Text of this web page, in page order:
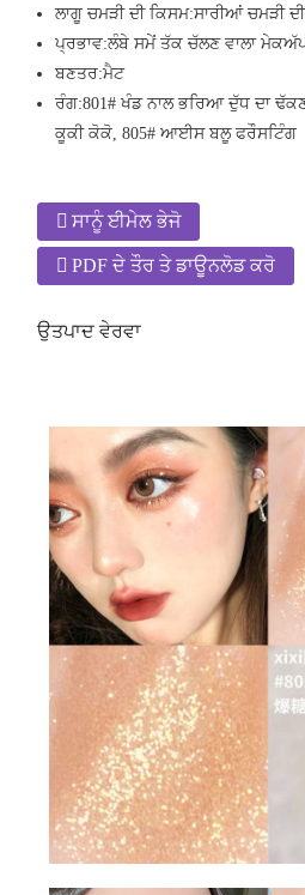
ਲਾਗੂ ਚਮੜੀ ਦੀ ਕਿਸਮ:ਸਾਰੀਆਂ ਚਮੜੀ
ਪ੍ਰਭਾਵ:ਲੰਬੇ ਸਮੇਂ ਤੱਕ ਚੱਲਣ ਵਾਲਾ
ਬਣਤਰ:ਮੈਟ
ਰੰਗ:801# ਖੰਡ ਨਾਲ ਭਰਿਆ ਦੁੱਧ ਦਾ
ਕੂਕੀ ਕੋਕੋ, 805# ਆਈਸ ਬਲੂ ਫਰੌਸਟਿੰਗ
ਸਾਨੂੰ ਈਮੇਲ ਭੇਜੋ
PDF ਦੇ ਤੌਰ ਤੇ ਡਾਊਨਲੋਡ ਕਰੋ
ਉਤਪਾਦ ਵੇਰਵਾ